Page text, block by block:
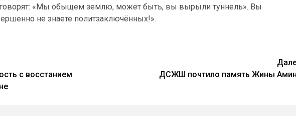
говорят: «Мы обыщем землю, может быть, вы вырыли туннель». Вы
не знаете политзаключённых!».
с восстанием
ДСЖШ почтило память Жины